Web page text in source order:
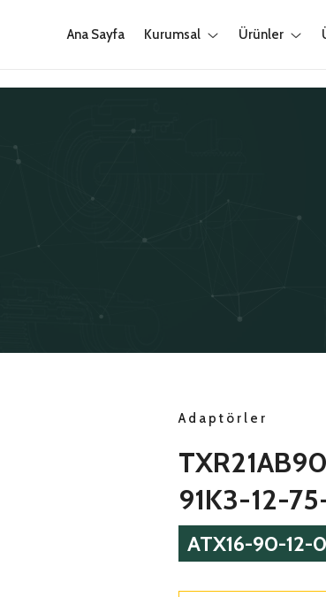
Ana Sayfa Kurumsal Ürünler
Adaptörler
91K3-12-
ATX16-90-12-